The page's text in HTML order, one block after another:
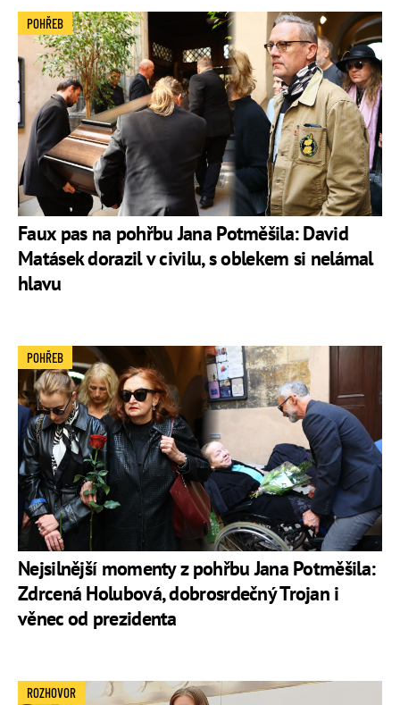
Faux pas na pohřbu Jana Potměšila: David
Matásek dorazil v civilu, s oblekem si nelámal
hlavu
POHŘEB
Nejsilnější momenty z pohřbu Jana Potměšila:
Zdrcená Holubová, dobrosrdečný Trojan i
věnec od prezidenta
POHŘEB
ROZHOVOR